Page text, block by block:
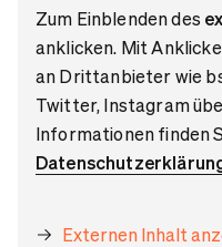
Zum Einblenden des
anklicken. Mit
an Drittanbieter wie
Twitter, Instagram
Informationen finden
Externen Inhalt